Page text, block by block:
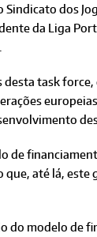
dos
da Liga
task
de
até lá,
do modelo